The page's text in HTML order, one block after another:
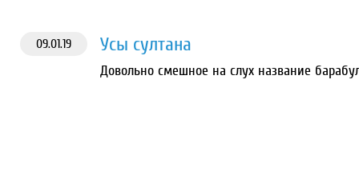
09.01.19 Усы султана
Довольно смешное на слух название